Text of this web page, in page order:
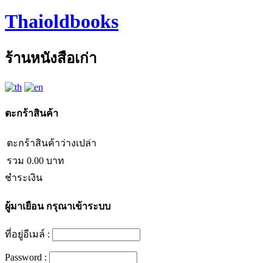
Thaioldbooks
ร้านหนังสือเก่า
ตะกร้าสินค้า
ตะกร้าสินค้าว่างเปล่า
รวม 0.00 บาท
ชำระเงิน
ผู้มาเยือนกรุณาเข้าระบบ
ที่อยู่อีเมล์ :
Password :